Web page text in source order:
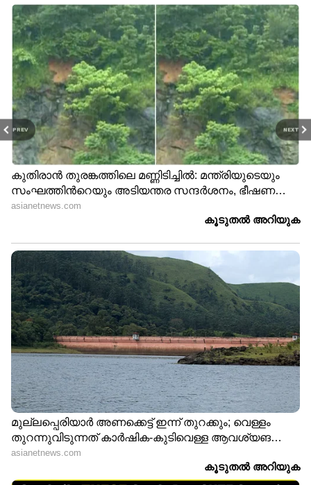
PREV NEXT